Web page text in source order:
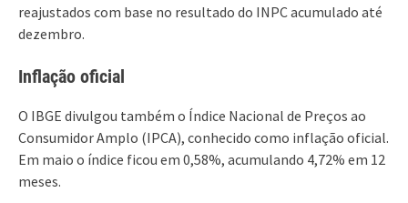
reajustados com base no resultado do INPC acumulado até
dezembro.
Inflação oficial
O IBGE divulgou também o Índice Nacional de Preços ao
Consumidor Amplo (IPCA), conhecido como inflação oficial.
Em maio o índice ficou em 0,58%, acumulando 4,72% em 12
meses.